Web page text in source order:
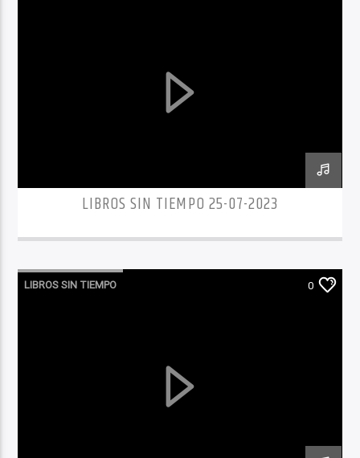
LIBROS SIN TIEMPO 25-07-2023
LIBROS SIN TIEMPO 0